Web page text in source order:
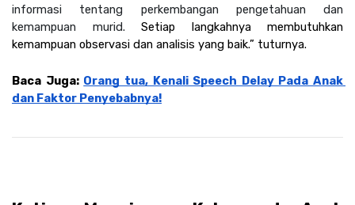
informasi tentang perkembangan pengetahuan dan
kemampuan murid. Setiap langkahnya membutuhkan
kemampuan observasi dan analisis yang baik.” tuturnya.
Baca Juga: Orang tua, Kenali Speech Delay Pada Anak
dan Faktor Penyebabnya!